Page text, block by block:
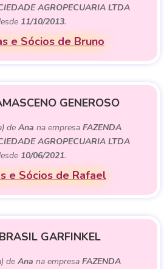
AGROPECUARIA LTDA
11/10/2013.
e Sócios de Bruno
GENEROSO
de Ana na empresa FAZENDA
AGROPECUARIA LTDA
10/06/2021.
e Sócios de Rafael
GARFINKEL
de Ana na empresa FAZENDA